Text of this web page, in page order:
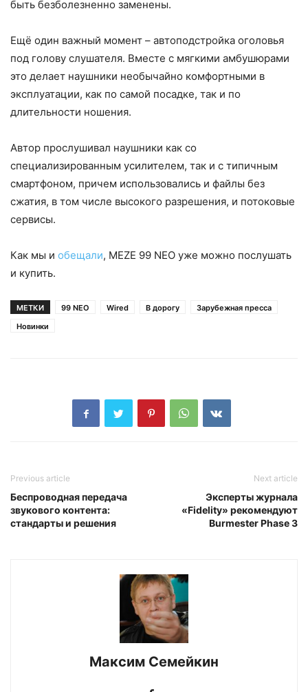
быть безболезненно заменены.
Ещё один важный момент – автоподстройка оголовья
под голову слушателя. Вместе с мягкими амбушюрами
это делает наушники необычайно комфортными в
эксплуатации, как по самой посадке, так и по
длительности ношения.
Автор прослушивал наушники как со
специализированным усилителем, так и с типичным
смартфоном, причем использовались и файлы без
сжатия, в том числе высокого разрешения, и потоковые
сервисы.
Как мы и обещали, MEZE 99 NEO уже можно послушать
и купить.
МЕТКИ 99 NEO Wired В дорогу
Зарубежная пресса
Новинки
Previous article
Беспроводная передача
звукового контента:
стандарты и решения
Next article
Эксперты журнала
«Fidelity» рекомендуют
Burmester Phase 3
Максим Семейкин